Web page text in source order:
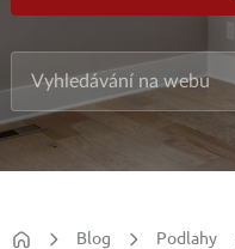
Blog Podlahy